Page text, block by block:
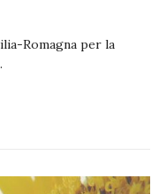
Romagna per la